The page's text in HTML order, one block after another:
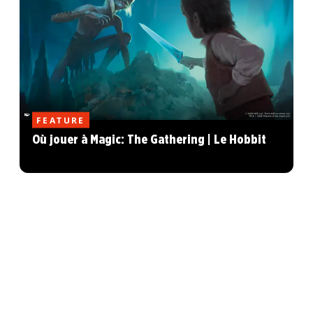
FEATURE
Où jouer à Magic: The Gathering | Le Hobbit